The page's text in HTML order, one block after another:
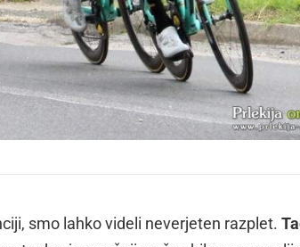
smo lahko videli neverjeten razplet.